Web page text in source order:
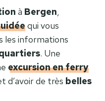
à Bergen
qui vous
les informations
. Une
excursion en ferry
d’avoir de très belles